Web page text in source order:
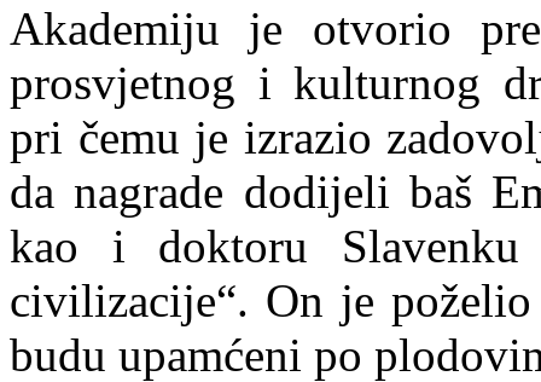
Akademiju je otvorio
prosvjetnog i kulturnog
pri čemu je izrazio
da nagrade dodijeli baš
kao i doktoru Slavenku
civilizacije“. On je
budu upamćeni po